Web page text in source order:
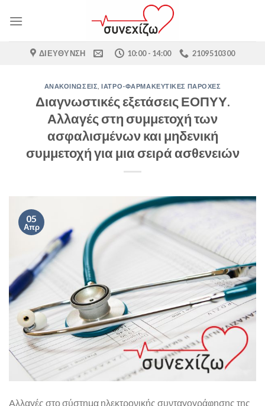
ΔΙΕΎΘΥΝΣΗ 10:00 - 14:00 2109510300
ΑΝΑΚΟΙΝΏΣΕΙΣ ,ΙΑΤΡΟ-ΦΑΡΜΑΚΕΥΤΙΚΈΣ ΠΑΡΟΧΈΣ
Διαγνωστικές εξετάσεις ΕΟΠΥΥ.
Αλλαγές στη συμμετοχή των
ασφαλισμένων και μηδενική
συμμετοχή για μια σειρά ασθενειών
05
Απρ
Aλλαγές στο σύστημα ηλεκτρονικής συνταγογράφησης της